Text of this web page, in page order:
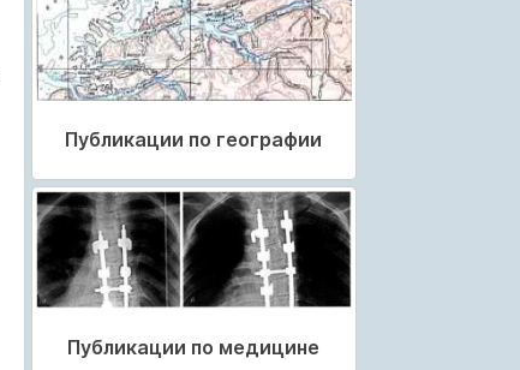
Публикации по географии
Публикации по медицине